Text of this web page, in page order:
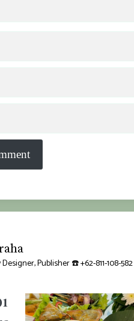
Designer, Publisher☎️ +62-811-108-582